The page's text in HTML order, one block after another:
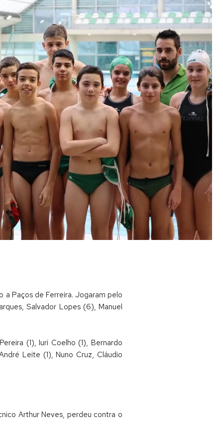
a Paços de Ferreira. Jogaram pelo
Salvador Lopes (6), Manuel
(1), Iuri Coelho (1), Bernardo
Leite (1), Nuno Cruz, Cláudio
Arthur Neves, perdeu contra o